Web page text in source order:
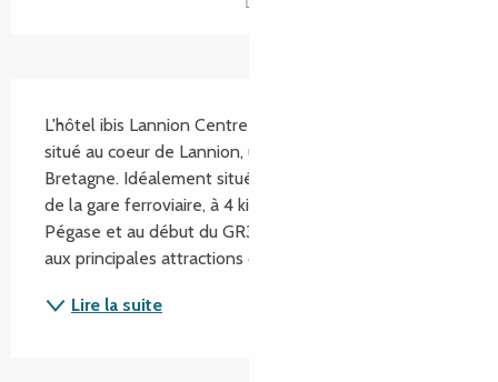
L'hôtel ibis Lannion Centre côte de granit rose est
situé au coeur de Lannion, une ville historique de
Bretagne. Idéalement situé à seulement 50 mètre
de la gare ferroviaire, à 4 kilomètre de la zone de
Pégase et au début du GR34, il offre un accès facile
aux principales attractions de la région,...
Lire la suite